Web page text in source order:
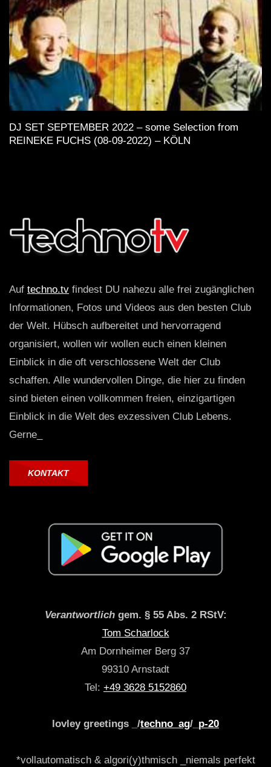
DJ SET SEPTEMBER 2022 – some Selection from
REINEKE FUCHS (08-09-2022) – KÖLN
Auf techno.tv findest DU nahezu alle frei zugänglichen
Informationen, Fotos und Videos aus den besten Club
der Welt. Hübsch aufbereitet und hervorragend
organisiert, wollen wir wollen euch einen kleinen
Einblick in die oft verschlossene Welt der Club
schaffen. Alle wundervollen Dinge, die hier zu finden
sind bieten einen vollkommen freien, einzigartigen
Einblick in die Welt des exzessiven Club Lebens.
Gerne_
KONTAKT
Verantwortlichgem. § 55 Abs. 2 RStV:
Tom Scharlock
Am Dornheimer Berg 37
99310 Arnstadt
Tel: +49 3628 5152860
lovley greetings _/techno_ag/_ p-20
*vollautomatisch & algori(y)thmisch _niemals perfekt